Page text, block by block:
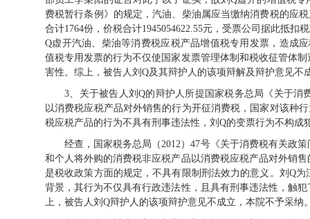
费税暂行条例》的规定，汽油、柴油属应当缴纳消费税的应
合计1764份，价税合计1945054622.55元，受票公司据此抵扣
Q虚开汽油、柴油等消费税应税产品增值税专用发票，造成
值税专用发票的行为不仅使国家发票管理体制和税收征管体
害性。综上，被告人刘Q及其辩护人的该项辩解及辩护意见不
3、关于被告人刘Q的辩护人所提国家税务总局《关于消
以消费税应税产品对外销售的行为开征消费税，国家对该种
税应税产品的行为不具有刑事违法性，刘 Q的变票行为不构成
经查，国家税务总局（2012）47号《关于消费税有关政
和个人将外购的消费税非应税产品以消费税应税产品对外销
是税收政策方面的规定，不具有限制刑法效力的意义。刘Q
背景，其行为不仅具有行政违法性，且具有刑事违法性，触
上，被告人刘Q辩护人的该项辩护意见不成立，本院不予采纳